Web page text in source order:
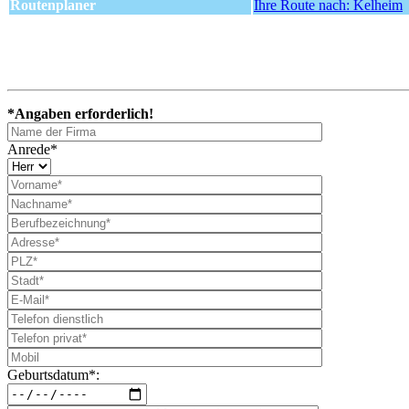
Routenplaner
Ihre Route nach: Kelheim
*Angaben erforderlich!
Anrede*
Geburtsdatum*: